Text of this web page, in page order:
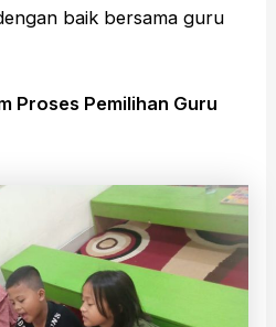
baik bersama guru
Proses Pemilihan Guru